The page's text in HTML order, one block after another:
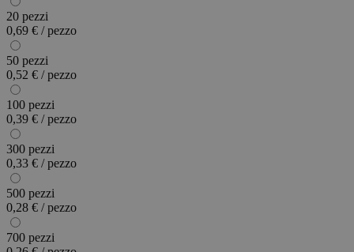
20 pezzi
0,69 € / pezzo
50 pezzi
0,52 € / pezzo
100 pezzi
0,39 € / pezzo
300 pezzi
0,33 € / pezzo
500 pezzi
0,28 € / pezzo
700 pezzi